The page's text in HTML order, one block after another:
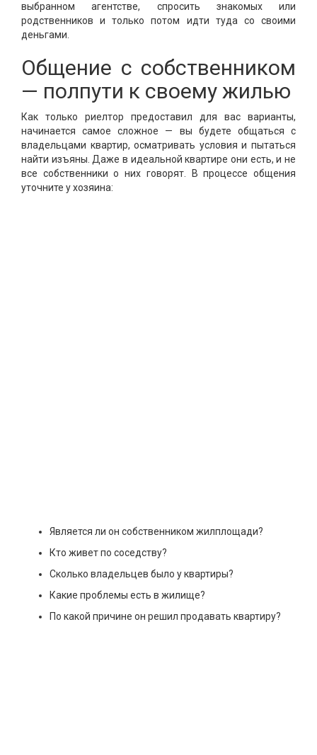
выбранном агентстве, спросить знакомых или
родственников и только потом идти туда со своими
деньгами.
Общение с собственником
— полпути к своему жилью
Как только риелтор предоставил для вас варианты,
начинается самое сложное — вы будете общаться с
владельцами квартир, осматривать условия и пытаться
найти изъяны. Даже в идеальной квартире они есть, и не
все собственники о них говорят. В процессе общения
уточните у хозяина:
Является ли он собственником жилплощади?
Кто живет по соседству?
Сколько владельцев было у квартиры?
Какие проблемы есть в жилище?
По какой причине он решил продавать квартиру?